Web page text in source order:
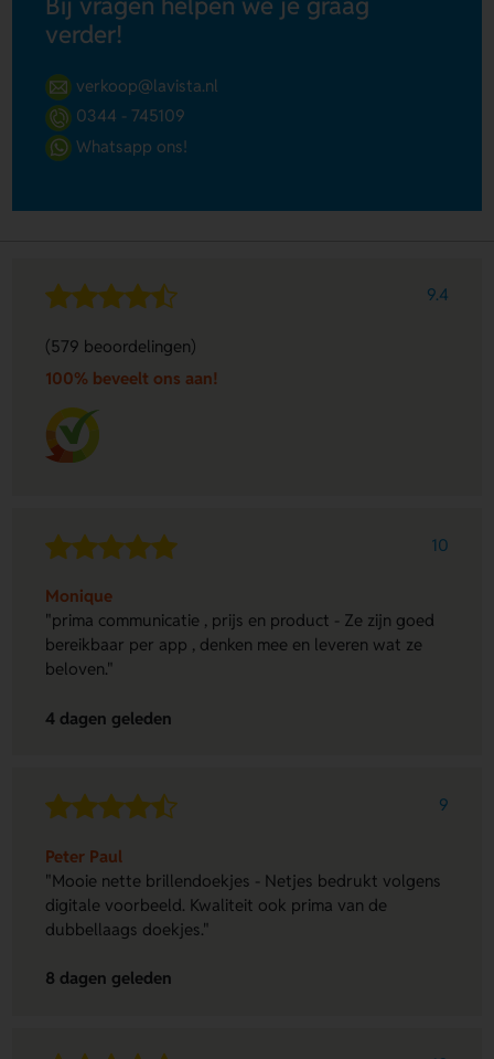
verder!
verkoop@lavista.nl
0344 - 745109
Whatsapp ons!
9.4
(579 beoordelingen)
100% beveelt ons aan!
10
Monique
"prima communicatie , prijs en product - Ze zijn goed
bereikbaar per app , denken mee en leveren wat ze
beloven."
4 dagen geleden
9
Peter Paul
"Mooie nette brillendoekjes - Netjes bedrukt volgens
digitale voorbeeld. Kwaliteit ook prima van de
dubbellaags doekjes."
8 dagen geleden